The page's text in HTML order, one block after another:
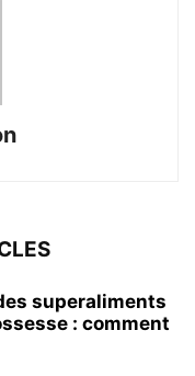
superaliments
: comment